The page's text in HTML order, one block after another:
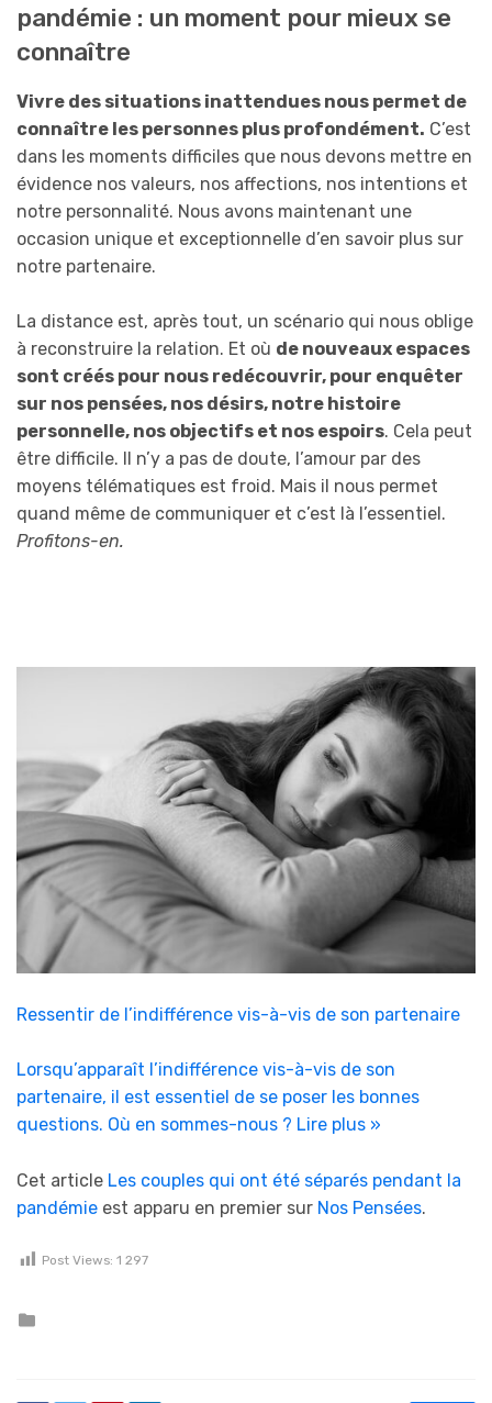
pandémie : un moment pour mieux se
connaître
Vivre des situations inattendues nous permet de
connaître les personnes plus profondément. C’est
dans les moments difficiles que nous devons mettre en
évidence nos valeurs, nos affections, nos intentions et
notre personnalité. Nous avons maintenant une
occasion unique et exceptionnelle d’en savoir plus sur
notre partenaire.
La distance est, après tout, un scénario qui nous oblige
à reconstruire la relation. Et où de nouveaux espaces
sont créés pour nous redécouvrir, pour enquêter
sur nos pensées, nos désirs, notre histoire
personnelle, nos objectifs et nos espoirs. Cela peut
être difficile. Il n’y a pas de doute, l’amour par des
moyens télématiques est froid. Mais il nous permet
quand même de communiquer et c’est là l’essentiel.
Profitons-en.
Ressentir de l’indifférence vis-à-vis de son partenaire
Lorsqu’apparaît l’indifférence vis-à-vis de son
partenaire, il est essentiel de se poser les bonnes
questions. Où en sommes-nous ? Lire plus »
Cet article Les couples qui ont été séparés pendant la
pandémie est apparu en premier sur Nos Pensées.
Post Views: 1 297